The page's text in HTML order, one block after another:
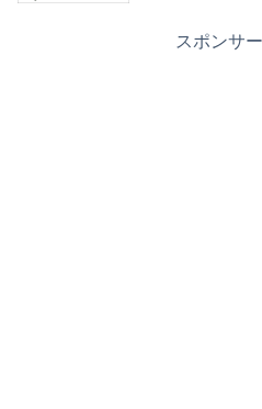
スポンサ